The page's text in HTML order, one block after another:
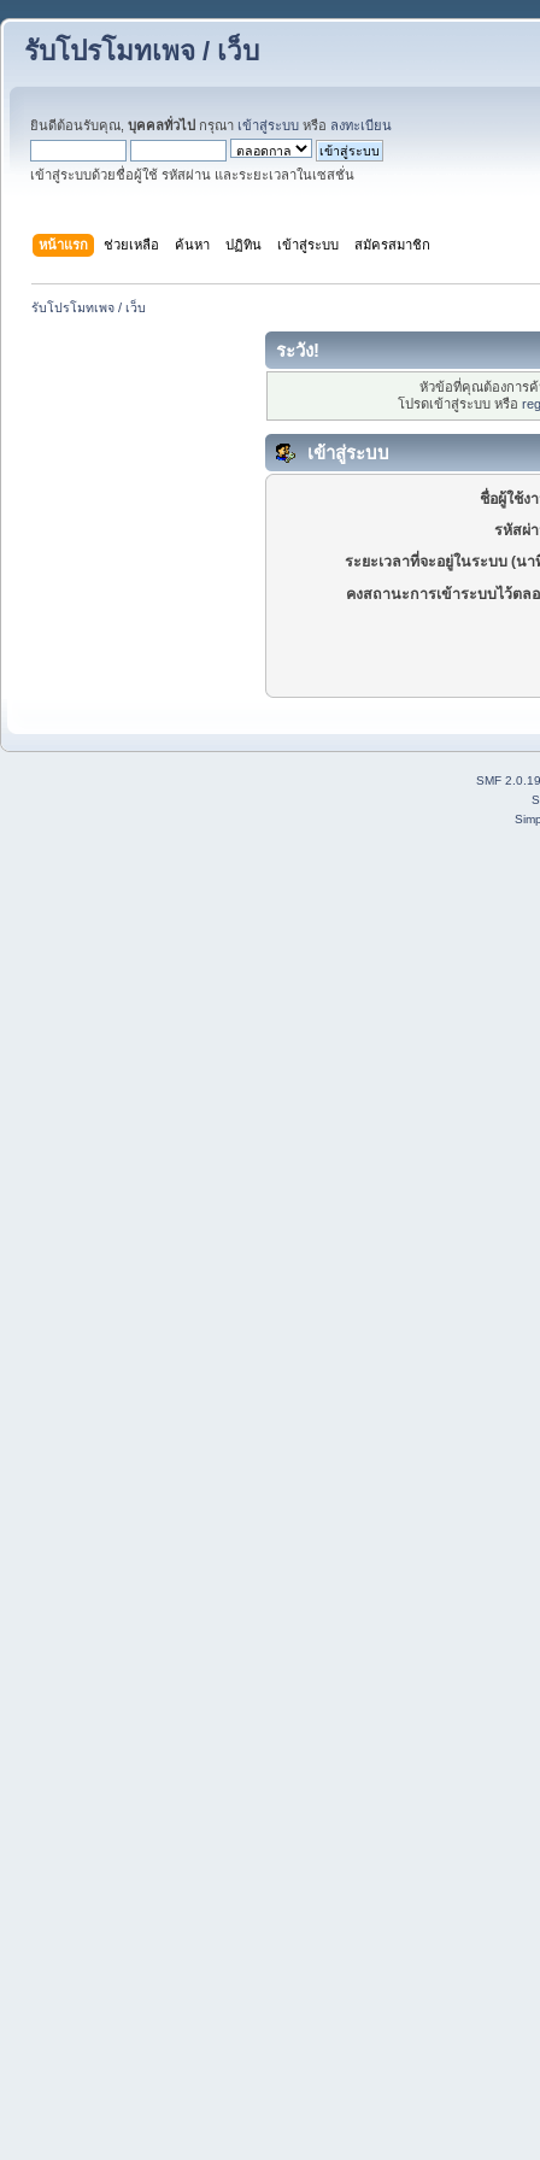
รับโปรโมทเพจ / เว็บ
ยินดีต้อนรับคุณ, บุคคลทั่วไป กรุณา เข้าสู่ระบบ หรือ ลงทะเบียน
เข้าสู่ระบบด้วยชื่อผู้ใช้ รหัสผ่าน และระยะเวลาในเซสชั่น
หน้าแรก ช่วยเหลือ ค้นหา ปฏิทิน เข้าสู่ระบบ สมัครสมาชิก
รับโปรโมทเพจ / เว็บ
ระวัง!
หัวข้อที่คุณต้องการ
โปรดเข้าสู่ระบบ หรือ
เข้าสู่ระบบ
ชื่อผู้ใช้ง
รหัสผ่
ระยะเวลาที่จะอยู่ในระบบ (นา
คงสถานะการเข้าระบบไว้ตล
SMF 2.0.19